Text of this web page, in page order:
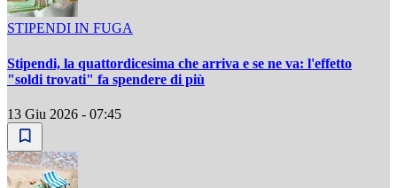
STIPENDI IN FUGA
Stipendi, la quattordicesima che arriva e se ne va: l'effetto
"soldi trovati" fa spendere di più
13 Giu 2026 - 07:45